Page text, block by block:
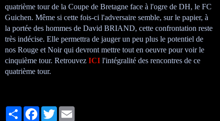
quatrième tour de la Coupe de Bretagne face à l'ogre de DH, le FC
Guichen. Même si cette fois-ci l'adversaire semble, sur le papier, à
la portée des hommes de David BRIAND, cette confrontation reste
très indécise. Elle permettra de jauger un peu plus le potentiel de
nos Rouge et Noir qui devront mettre tout en oeuvre pour voir le
cinquième tour. Retrouvez ICI l'intégralité des rencontres de ce
quatrième tour.
PartagerFacebookTwitter